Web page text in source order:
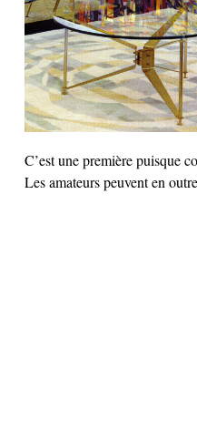
C’est une première puisque
Les amateurs peuvent en